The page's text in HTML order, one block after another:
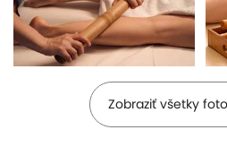
Zobraziť všetky